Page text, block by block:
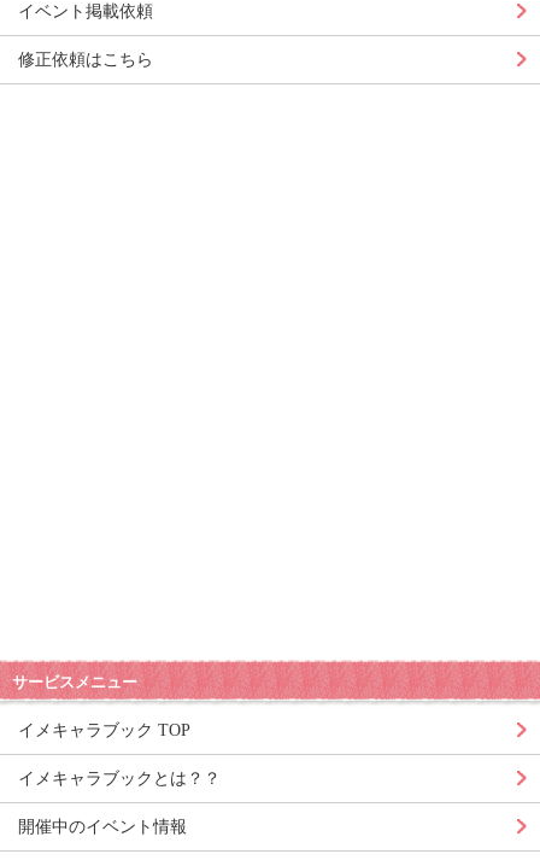
イベント掲載依頼
修正依頼はこちら
サービスメニュー
イメキャラブック TOP
イメキャラブックとは？？
開催中のイベント情報